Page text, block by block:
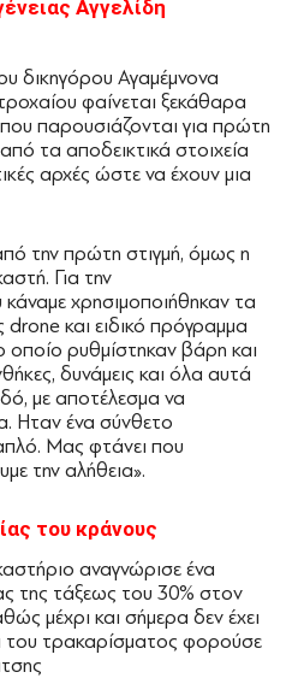
Αγγελίδη
δικηγόρου Αγαμέμνονα
φαίνεται ξεκάθαρα
παρουσιάζονται για πρώτη
τα αποδεικτικά στοιχεία
αρχές ώστε να έχουν μια
την πρώτη στιγμή, όμως η
Για την
χρησιμοποιήθηκαν τα
drone και ειδικό πρόγραμμα
ρυθμίστηκαν βάρη και
δυνάμεις και όλα αυτά
με αποτέλεσμα να
Ηταν ένα σύνθετο
Μας φτάνει που
την αλήθεια».
του κράνους
αναγνώρισε ένα
της τάξεως του 30% στον
μέχρι και σήμερα δεν έχει
του τρακαρίσματος φορούσε